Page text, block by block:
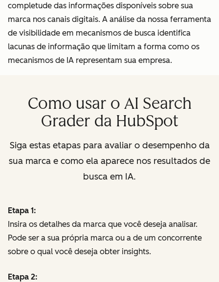
completude das informações disponíveis sobre sua
marca nos canais digitais. A análise da nossa ferramenta
de visibilidade em mecanismos de busca identifica
lacunas de informação que limitam a forma como os
mecanismos de IA representam sua empresa.
Como usar o AI Search
Grader da HubSpot
Siga estas etapas para avaliar o desempenho da
sua marca e como ela aparece nos resultados de
busca em IA.
Etapa 1:
Insira os detalhes da marca que você deseja analisar.
Pode ser a sua própria marca ou a de um concorrente
sobre o qual você deseja obter insights.
Etapa 2: